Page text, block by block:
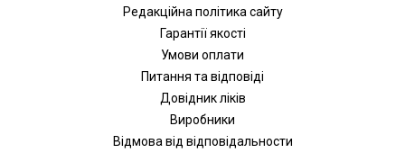
Редакційна політика сайту
Гарантії якості
Умови оплати
Питання та відповіді
Довідник ліків
Виробники
Відмова від відповідальности